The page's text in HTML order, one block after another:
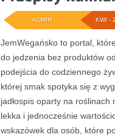
KWI -
ADMIN
JemWegańsko to portal,
do jedzenia bez produktów
podejścia do codziennego
której smak spotyka się z
jadłospis oparty na
lekka i jednocześnie
wskazówek dla osób, które